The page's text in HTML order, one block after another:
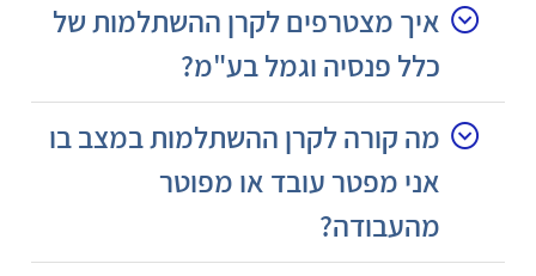
איך מצטרפים לקרן ההשתלמות של
כלל פנסיה וגמל בע"מ?
מה קורה לקרן ההשתלמות במצב בו
אני מפטר עובד או מפוטר
מהעבודה?